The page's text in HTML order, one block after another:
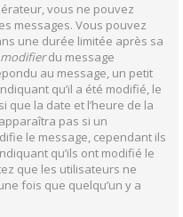
vous ne pouvez
messages. Vous pouvez
une durée limitée après sa
modifierdu message
au message, un petit
qu’il a été modifié, le
que la date et l’heure de la
pas si un
le message, cependant ils
qu’ils ont modifié le
que les utilisateurs ne
fois que quelqu’un y a